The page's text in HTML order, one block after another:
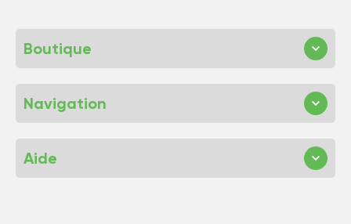
Boutique
Navigation
Aide